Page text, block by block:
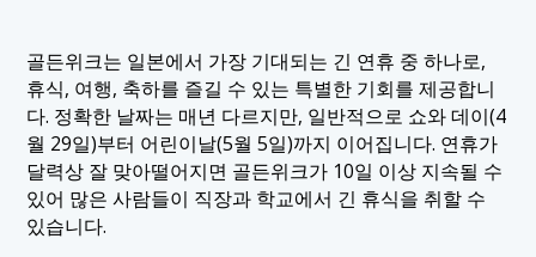
골든위크는 일본에서 가장 기대되는 긴 연휴 중 하나로,
휴식, 여행, 축하를 즐길 수 있는 특별한 기회를 제공합니
다. 정확한 날짜는 매년 다르지만, 일반적으로 쇼와 데이(4
월 29일)부터 어린이날(5월 5일)까지 이어집니다. 연휴가
달력상 잘 맞아떨어지면 골든위크가 10일 이상 지속될 수
있어 많은 사람들이 직장과 학교에서 긴 휴식을 취할 수
있습니다.